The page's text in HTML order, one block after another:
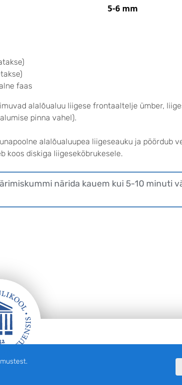
faas
alalõualuu liigese frontaaltelje ümber,
pinna vahel).
alalõualuupea liigeseauku ja pöördub
koos diskiga liigeseköbrukesele.
närida kauem kui 5-10 minuti